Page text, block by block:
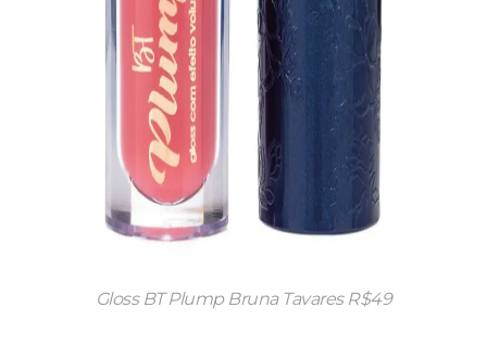
Gloss BT Plump Bruna Tavares R$49